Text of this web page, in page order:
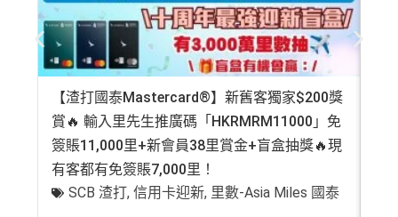
【渣打國泰Mastercard®】新舊客獨家$200獎
賞🔥 輸入里先生推廣碼「HKRMRM11000」免
簽賬11,000里+新會員38里賞金+盲盒抽獎🔥現
有客都有免簽賬7,000里！
SCB 渣打,信用卡迎新, 里數-Asia Miles 國泰